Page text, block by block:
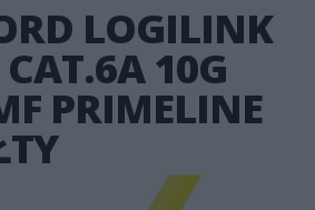
LOGILINK
10G
PRIMELINE